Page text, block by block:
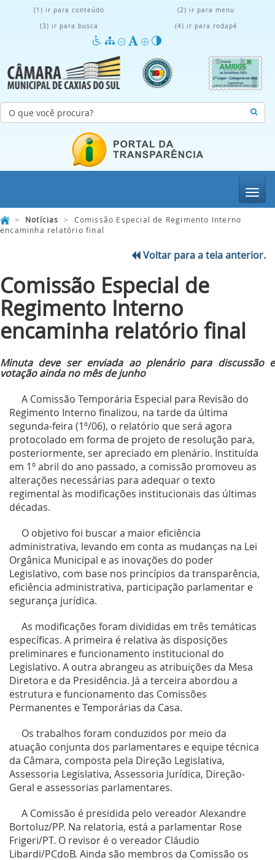
(1) ir para conteúdo
(2) ir para menu
(3) ir para busca
(4) ir para rodapé
> Notícias > Comissão Especial de Regimento Interno
encaminha relatório final
Voltar para a tela anterior.
Comissão Especial de
Regimento Interno
encaminha relatório final
Minuta deve ser enviada ao plenário para discussão e
votação ainda no mês de junho
A Comissão Temporária Especial para Revisão do
Regimento Interno finalizou, na tarde da última
segunda-feira (1º/06), o relatório que será agora
protocolado em forma de projeto de resolução para,
posteriormente, ser apreciado em plenário. Instituída
em 1º abril do ano passado, a comissão promoveu as
alterações necessárias para adequar o texto
regimental às modificações institucionais das últimas
décadas.
O objetivo foi buscar a maior eficiência
administrativa, levando em conta as mudanças na Lei
Orgânica Municipal e as inovações do poder
Legislativo, com base nos princípios da transparência,
eficiência administrativa, participação parlamentar e
segurança jurídica.
As modificações foram divididas em três temáticas
específicas. A primeira é relativa às disposições
preliminares e funcionamento institucional do
Legislativo. A outra abrangeu as atribuições da Mesa
Diretora e da Presidência. Já a terceira abordou a
estrutura e funcionamento das Comissões
Permanentes e Temporárias da Casa.
Os trabalhos foram conduzidos por meio da
atuação conjunta dos parlamentares e equipe técnica
da Câmara, composta pela Direção Legislativa,
Assessoria Legislativa, Assessoria Jurídica, Direção-
Geral e assessorias parlamentares.
A Comissão é presidida pelo vereador Alexandre
Bortoluz/PP. Na relatoria, está a parlamentar Rose
Frigeri/PT. O revisor é o vereador Cláudio
Libardi/PCdoB. Ainda são membros da Comissão os